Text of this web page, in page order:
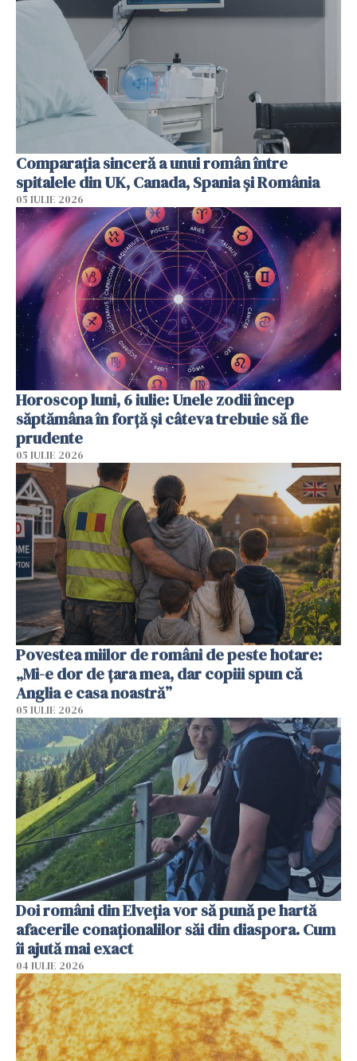
Comparația sinceră a unui român între
spitalele din UK, Canada, Spania și România
05 IULIE 2026
Horoscop luni, 6 iulie: Unele zodii încep
săptămâna în forță și câteva trebuie să fie
prudente
05 IULIE 2026
Povestea miilor de români de peste hotare:
„Mi-e dor de țara mea, dar copiii spun că
Anglia e casa noastră”
05 IULIE 2026
Doi români din Elveția vor să pună pe hartă
afacerile conaționalilor săi din diaspora. Cum
îi ajută mai exact
04 IULIE 2026